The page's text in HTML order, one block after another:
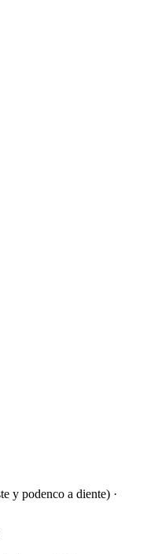
y podenco a diente) ·